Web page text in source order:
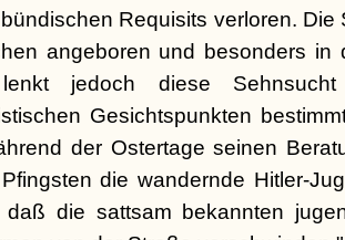
Requisits verloren. Die
angeboren und besonders in
lenkt jedoch diese
Gesichtspunkten
der Ostertage seinen
die wandernde Hitler-
daß die sattsam bekannten